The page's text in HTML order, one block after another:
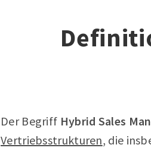
Der Begriff Hybrid Sales
Vertriebsstrukturen, die